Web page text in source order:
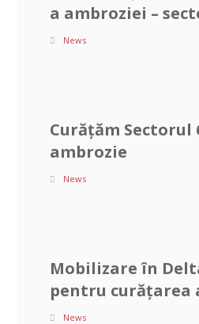
a ambroziei –
News
Curățăm Sectorul
ambrozie
News
Mobilizare în
pentru curățarea
News